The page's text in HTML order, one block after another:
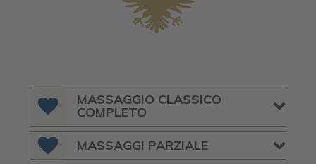
MASSAGGIO CLASSICO
COMPLETO
MASSAGGI PARZIALE